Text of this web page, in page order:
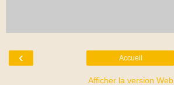
‹ Accueil
Afficher la version Web